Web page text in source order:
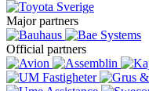
Major partners
Official partners